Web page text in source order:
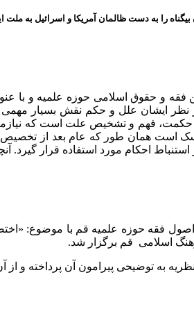
را به دست ظالمان آمریکا و اسرائیل به ملت
و حقوق اسلامی حوزه علمیه و با
نظر ایشان علل و حکم نقش بسیار
فهم و تشخیص علت است که
است همان طور که عام بعد از
احکام مورد استفاده قرار گیرد.
فقه حوزه علمیه قم با موضوع:
اسلامی قم برگزار شد.
به توضیحی پیرامون آن پرداخته و از